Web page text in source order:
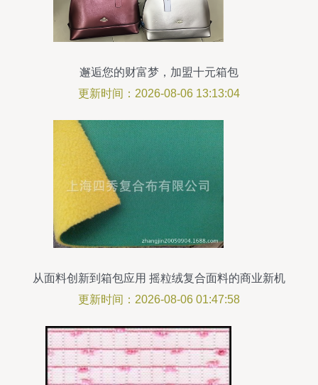
邂逅您的财富梦，加盟十元箱包
更新时间：2026-08-06 13:13:04
从面料创新到箱包应用 摇粒绒复合面料的商业新机
遇
更新时间：2026-08-06 01:47:58